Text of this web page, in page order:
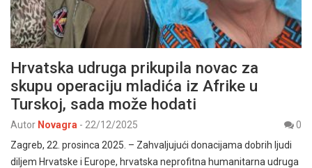
Hrvatska udruga prikupila novac za
skupu operaciju mladića iz Afrike u
Turskoj, sada može hodati
Autor Novagra - 22/12/2025
0
Zagreb, 22. prosinca 2025. – Zahvaljujući donacijama dobrih ljudi
diljem Hrvatske i Europe, hrvatska neprofitna humanitarna udruga